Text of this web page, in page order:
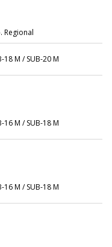
Regional
18 M / SUB-20 M
16 M / SUB-18 M
16 M / SUB-18 M